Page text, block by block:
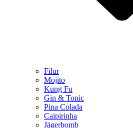
Filur
Mojito
Kung Fu
Gin & Tonic
Pina Colada
Caipirinha
Jägerbomb